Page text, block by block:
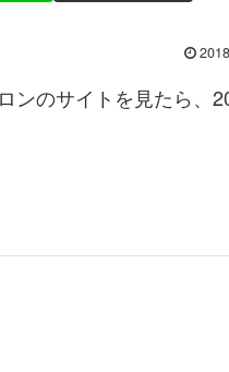
ンのサイトを見たら、